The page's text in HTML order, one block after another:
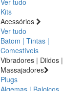
Kits
Acessórios
Ver tudo
Batom | Tintas |
Comestíveis
Vibradores | Dildos |
Massajadores
Plugs
Algemas | Baloiços